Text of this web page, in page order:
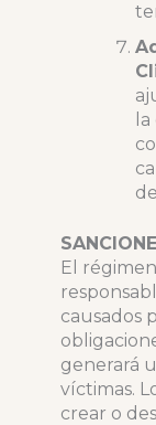
El
causados
generará
víctimas.
crear o